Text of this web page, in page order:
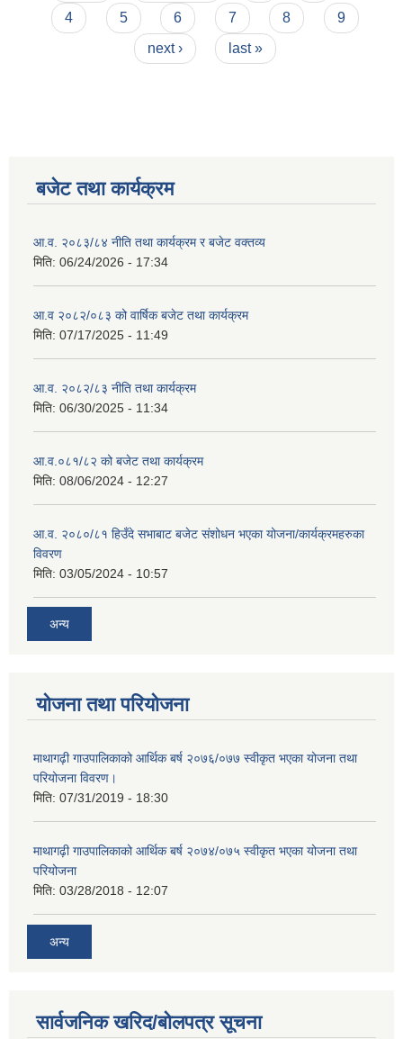
4
5 6 7 8
9
next ›
last »
बजेट तथा कार्यक्रम
आ.व. २०८३/८४ नीति तथा कार्यक्रम र बजेट वक्तव्य
मिति: 06/24/2026 - 17:34
आ.व २०८२/०८३ को वार्षिक बजेट तथा कार्यक्रम
मिति: 07/17/2025 - 11:49
आ.व. २०८२/८३ नीति तथा कार्यक्रम
मिति: 06/30/2025 - 11:34
आ.व.०८१/८२ को बजेट तथा कार्यक्रम
मिति: 08/06/2024 - 12:27
आ.व. २०८०/८१ हिउँदे सभाबाट बजेट संशोधन भएका योजना/कार्यक्रमहरुका
विवरण
मिति: 03/05/2024 - 10:57
अन्य
योजना तथा परियोजना
माथागढ़ी गाउपालिकाको आर्थिक बर्ष २०७६/०७७ स्वीकृत भएका योजना तथा
परियोजना विवरण।
मिति: 07/31/2019 - 18:30
माथागढ़ी गाउपालिकाको आर्थिक बर्ष २०७४/०७५ स्वीकृत भएका योजना तथा
परियोजना
मिति: 03/28/2018 - 12:07
अन्य
सार्वजनिक खरिद/बोलपत्र सूचना